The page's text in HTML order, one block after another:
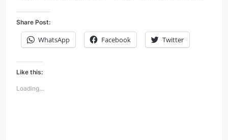
Share Post:
WhatsApp Facebook Twitter
Like this:
Loading...